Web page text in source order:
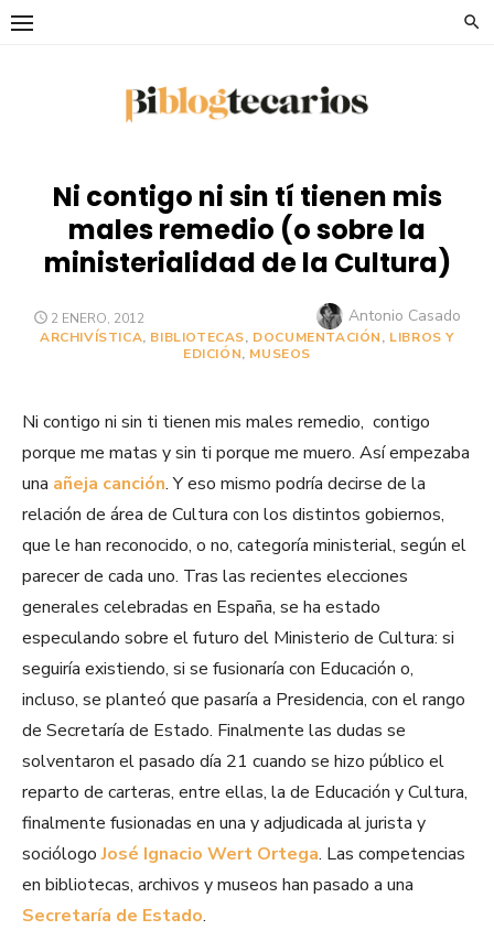
Saltar
Ni contigo ni sin tí tienen mis
males remedio (o sobre la
ministerialidad de la Cultura)
PUBLICADO
EL
2 ENERO, 2012 Autor
Antonio Casado
ARCHIVÍSTICA, BIBLIOTECAS, DOCUMENTACIÓN, LIBROS Y
EDICIÓN, MUSEOS
Ni contigo ni sin ti tienen mis males remedio, contigo
porque me matas y sin ti porque me muero. Así empezaba
una añeja canción. Y eso mismo podría decirse de la
relación de área de Cultura con los distintos gobiernos,
que le han reconocido, o no, categoría ministerial, según el
parecer de cada uno. Tras las recientes elecciones
generales celebradas en España, se ha estado
especulando sobre el futuro del Ministerio de Cultura: si
seguiría existiendo, si se fusionaría con Educación o,
incluso, se planteó que pasaría a Presidencia, con el rango
de Secretaría de Estado. Finalmente las dudas se
solventaron el pasado día 21 cuando se hizo público el
reparto de carteras, entre ellas, la de Educación y Cultura,
finalmente fusionadas en una y adjudicada al jurista y
sociólogoJosé Ignacio Wert Ortega. Las competencias
en bibliotecas, archivos y museos han pasado a una
Secretaría de Estado.